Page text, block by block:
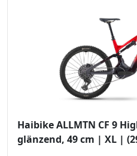
Haibike ALLMTN CF 9
glänzend, 49 cm | XL |